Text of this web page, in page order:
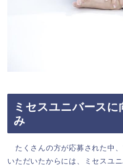
ミセスユニバースに
み
たくさんの方が応募された中
いただいたからには、ミセスユ